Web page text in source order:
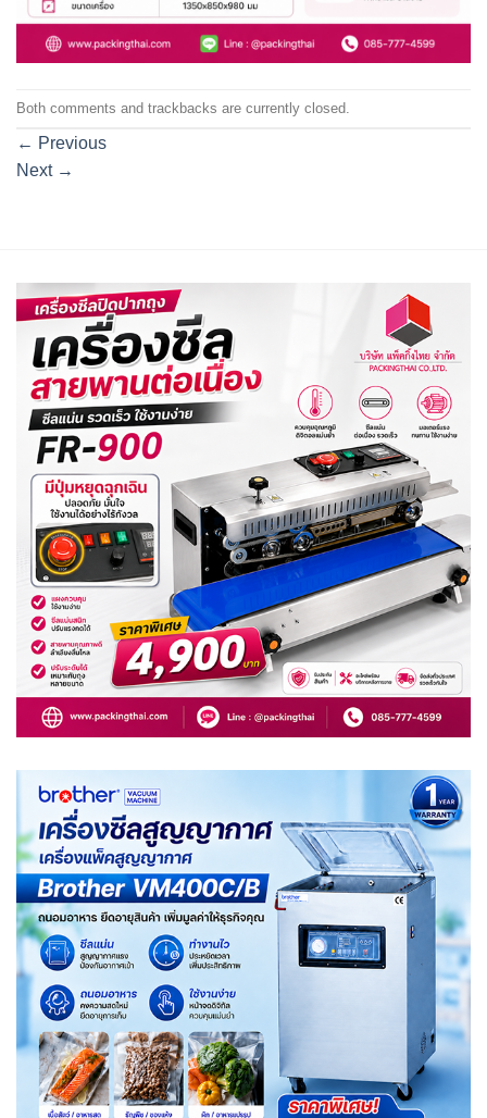
Both comments and trackbacks are currently closed.
← Previous
Next →